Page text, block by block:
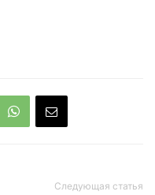
Следующая статья